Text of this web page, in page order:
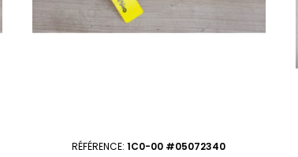
RÉFÉRENCE:1C0-00 #05072340